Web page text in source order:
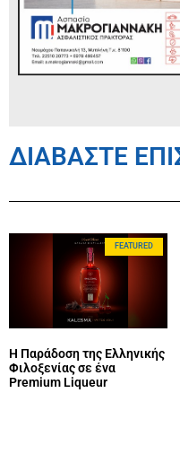
ΔΙΑΒΑΣΤΕ
FEATURED
Η Παράδοση της Ελληνικής
Φιλοξενίας σε ένα
Premium Liqueur